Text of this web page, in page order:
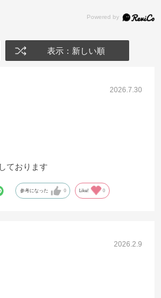
表示：新しい順
2026.7.30
ております
参考になった 0 Like! 0
2026.2.9